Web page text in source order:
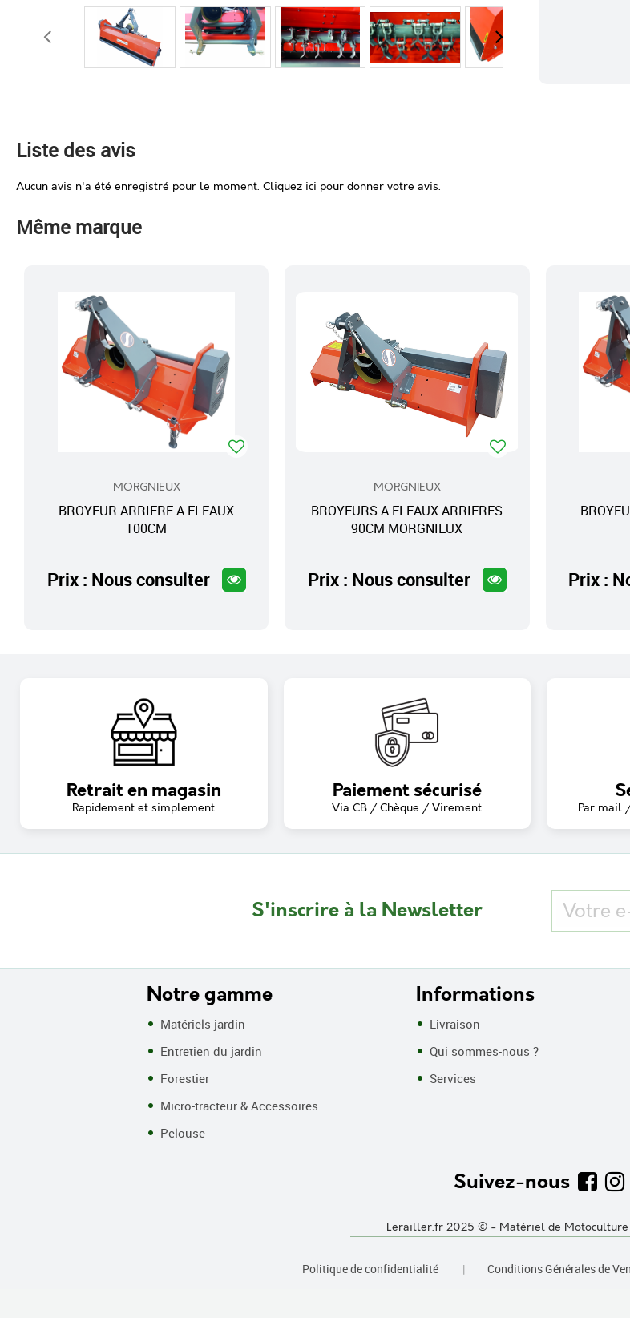
Liste des avis
Aucun avis n'a été enregistré pour le moment. Cliquez ici pour donner votre avis.
Même marque
MORGNIEUX
BROYEUR ARRIERE A FLEAUX
100CM
Prix : Nous consulter
MORGNIEUX
BROYEURS A FLEAUX ARRIERES
90CM MORGNIEUX
Prix : Nous consulter Prix :
Retrait en magasin
Rapidement et simplement
Paiement sécurisé
Via CB / Chèque / Virement Par mail
S'inscrire à la Newsletter
Notre gamme
Matériels jardin
Entretien du jardin
Forestier
Micro-tracteur & Accessoires
Pelouse
Informations
Livraison
Qui sommes-nous ?
Services
Suivez-nous
Lerailler.fr 2025 © - Matériel de Motoculture
Politique de confidentialité | Conditions Générales de